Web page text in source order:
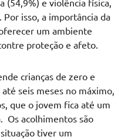
(54,9%) e violência física,
Por isso, a importância da
um ambiente
proteção e afeto.
crianças de zero e
seis meses no máximo,
que o jovem fica até um
Os acolhimentos são
tiver um